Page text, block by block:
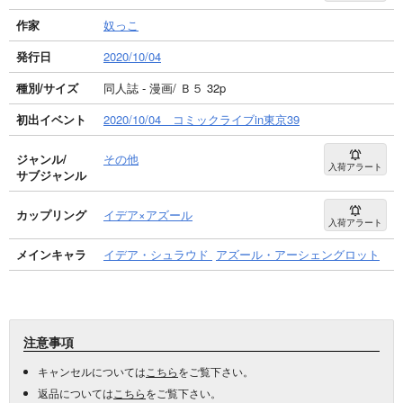
作家
奴っこ
発行日
2020/10/04
種別/サイズ
同人誌 - 漫画/ Ｂ５ 32p
初出イベント
2020/10/04 コミックライブin東京39
ジャンル/
サブジャンル
その他 入荷アラート
カップリング イデア×アズール 入荷アラート
メインキャラ イデア・シュラウド アズール・アーシェングロット
注意事項
キャンセルについては こちらをご覧下さい。
返品については こちらをご覧下さい。